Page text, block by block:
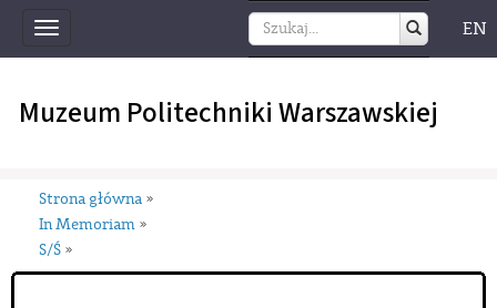
Toggle
navigation
EN
Muzeum Politechniki Warszawskiej
Strona główna »
In Memoriam »
S/Ś »